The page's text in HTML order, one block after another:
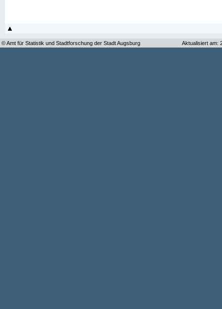
© Amt für Statistik und Stadtforschung der Stadt Augsburg Aktualisiert am: